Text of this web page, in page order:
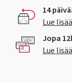
14
Lue
Jopa
Lue